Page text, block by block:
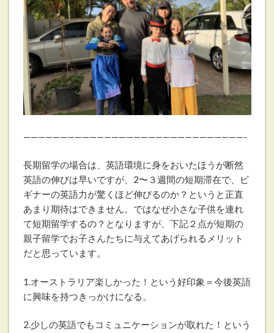
——————————————————————————————-
長期留学の場合は、英語環境に身をおいたほうが断然
英語の伸びは早いですが、2〜３週間の短期滞在で、ビ
ギナーの英語力が驚くほど伸びるのか？というと正直
あまり期待はできません。ではなぜ小さな子供を連れ
て短期留学するの？となりますが、下記２点が短期の
親子留学でお子さんたちに与えてあげられるメリット
だと思っています。
1.オーストラリア楽しかった！という好印象＝今後英語
に興味を持つきっかけになる。
2.少しの英語でもコミュニケーションが取れた！という